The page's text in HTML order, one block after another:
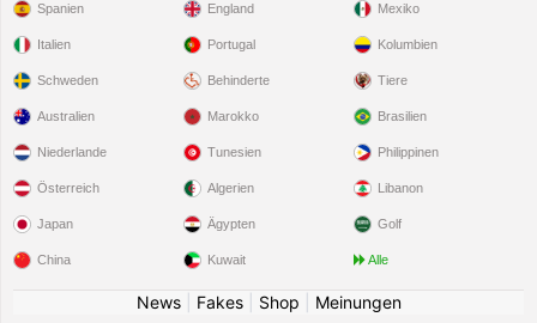
Spanien
Italien
Schweden
England
Portugal
Behinderte
Mexiko
Kolumbien
Tiere
Australien
Niederlande
Österreich
Japan
China
Marokko
Tunesien
Algerien
Ägypten
Kuwait
Brasilien
Philippinen
Libanon
Golf
Alle
News| Fakes| Shop
Meinungen